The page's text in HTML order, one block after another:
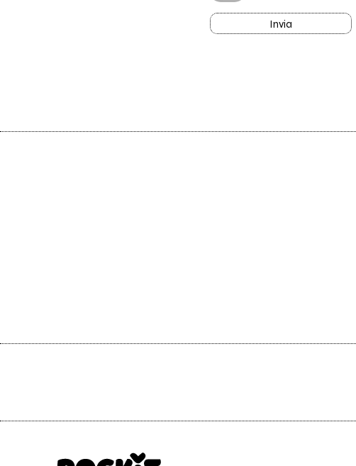
Invia